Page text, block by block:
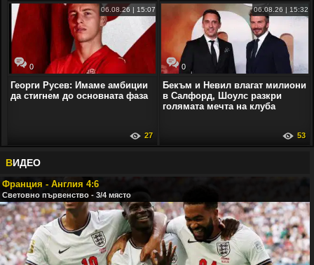
0
06.08.26 | 15:07
Георги Русев: Имаме амбиции
да стигнем до основната фаза
27
0
06.08.26 | 15:32
Бекъм и Невил влагат милиони
в Салфорд, Шоулс разкри
голямата мечта на клуба
53
ВИДЕО
Франция - Англия 4:6
Световно първенство - 3/4 място